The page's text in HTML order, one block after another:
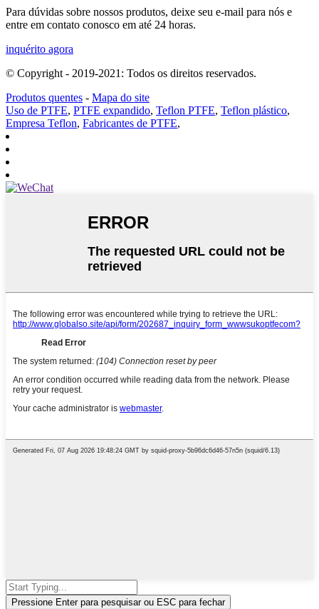
Para dúvidas sobre nossos produtos, deixe seu e-mail para nós e
entre em contato conosco em até 24 horas.
inquérito agora
© Copyright - 2019-2021: Todos os direitos reservados.
Produtos quentes - Mapa do site
Uso de PTFE, PTFE expandido, Teflon PTFE, Teflon plástico,
Empresa Teflon, Fabricantes de PTFE,
Pressione Enter para pesquisar ou ESC para fechar